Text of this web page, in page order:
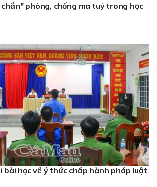
phòng, chống ma tuý trong học
bài học về ý thức chấp hành pháp luật